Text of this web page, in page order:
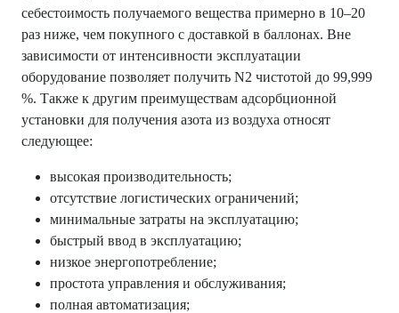
себестоимость получаемого вещества примерно в 10–20
раз ниже, чем покупного с доставкой в баллонах. Вне
зависимости от интенсивности эксплуатации
оборудование позволяет получить N2 чистотой до 99,999
%. Также к другим преимуществам адсорбционной
установки для получения азота из воздуха относят
следующее:
высокая производительность;
отсутствие логистических ограничений;
минимальные затраты на эксплуатацию;
быстрый ввод в эксплуатацию;
низкое энергопотребление;
простота управления и обслуживания;
полная автоматизация;